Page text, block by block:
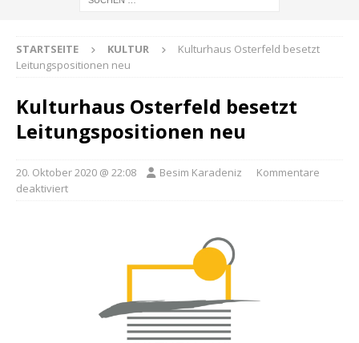
STARTSEITE KULTUR
Kulturhaus Osterfeld besetzt
Leitungspositionen neu
Kulturhaus Osterfeld besetzt
Leitungspositionen neu
20. Oktober 2020 @ 22:08 Besim Karadeniz
Kommentare
deaktiviert